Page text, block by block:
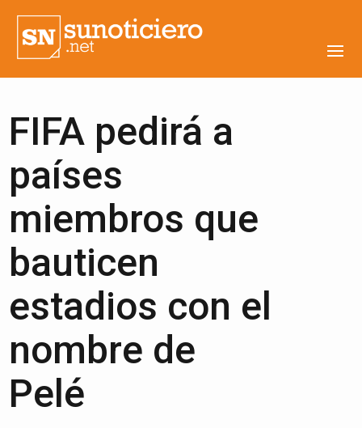
FIFA pedirá a
países
miembros que
bauticen
estadios con el
nombre de
Pelé